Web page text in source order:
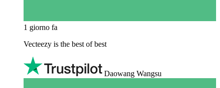
1 giorno fa
Vecteezy is the best of best
Daowang Wangsu